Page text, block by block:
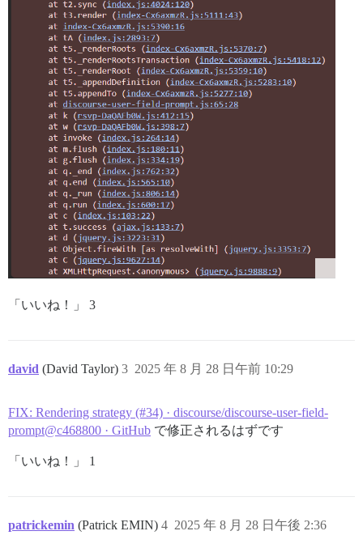
「いいね！」 3
david (David Taylor) 2025 年 8 月 28 日午前 10:29
3
FIX: Rendering strategy (#34) · discourse/discourse-user-field-
prompt@c468800 · GitHub で修正されるはずです
「いいね！」 1
patrickemin (Patrick EMIN) 2025 年 8 月 28 日午後 2:36
4